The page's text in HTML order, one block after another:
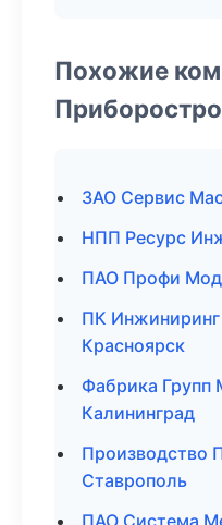
Похожие
ЗАО Сервис
НПП Ресурс
ПАО Профи
ПК
Красноярск
Фабрика
Калининград
Производство
Ставрополь
ПАО Система